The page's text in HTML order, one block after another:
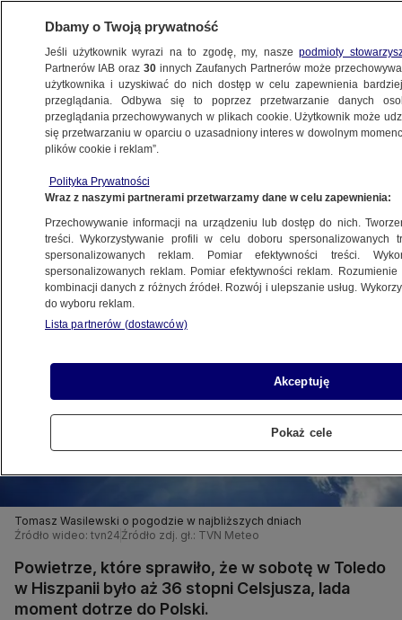
METEO
NAJNOWSZE
27.05.2017, 08:23
Udostępnij
Tomasz Wasilewski o pogodzie w najbliższych dniach
Źródło wideo: tvn24 Źródło zdj. gł.: TVN Meteo
Powietrze, które sprawiło, że w sobotę w Toledo
w Hiszpanii było aż 36 stopni Celsjusza, lada
moment dotrze do Polski.
Dbamy o Twoją prywatność
Jeśli użytkownik wyrazi na to zgodę, my, naszepodmioty
Partnerów IAB oraz30 innych Zaufanych Partnerów może
użytkownika i uzyskiwać do nich dostęp w celu zapewnienia
przeglądania. Odbywa się to poprzez przetwarzanie danych
przeglądania przechowywanych w plikach cookie. Użytkownik może
się przetwarzaniu w oparciu o uzasadniony interes w dowolnym
plików cookie i reklam”.
Polityka Prywatności
Wraz z naszymi partnerami przetwarzamy dane w celu zapewnienia:
Przechowywanie informacji na urządzeniu lub dostęp do nich.
treści. Wykorzystywanie profili w celu doboru spersonalizowanych
spersonalizowanych reklam. Pomiar efektywności treści.
spersonalizowanych reklam. Pomiar efektywności reklam.
kombinacji danych z różnych źródeł. Rozwój i ulepszanie usług.
do wyboru reklam.
Lista partnerów (dostawców)
Akceptuję
Pokaż cele